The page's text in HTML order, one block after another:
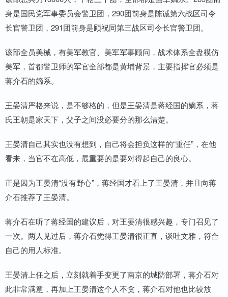
身是国民党军事委员会警卫团，290团前身是陈诚第六战区司令
长官警卫团，291团前身是顾祝同第三战区司令长官警卫团。
该部全员美械，有美军教官、美军军事顾问，战术体系全盘模仿
美军，首都警卫师的军官全部都是黄埔背景，主要指挥官必须是
蒋介石的嫡系。
王晏清严格来说，是不够格的，但是王晏清是蒋经国的嫡系，蒋
氏王朝是家天下，父子之间没必要分的那么清楚。
王晏清自己其实也没有想到，自己将会担负这样的“重任”，在他
看来，当官不在高低，最重要的是要对得起自己的良心。
正是因为王晏清“没有野心”，蒋经国才看上了王晏清，并且向蒋
介石推荐了王晏清。
蒋介石在听了蒋经国的建议后，对王晏清很感兴趣，专门召见了
一次。两人见过后，蒋介石觉得王晏清很正直，谈吐文雅，符合
自己的用人标准。
王晏清上任之后，立刻就着手变更了南京的城防部署，蒋介石对
此非常满意，再加上王晏清这个人不贪，蒋介石对他也比较放